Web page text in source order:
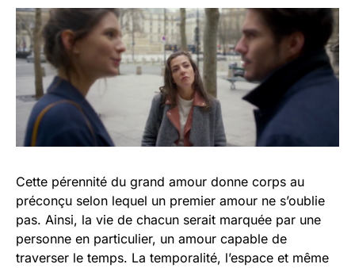
Cette pérennité du grand amour donne corps au
préconçu selon lequel un premier amour ne s’oublie
pas. Ainsi, la vie de chacun serait marquée par une
personne en particulier, un amour capable de
traverser le temps. La temporalité, l’espace et même